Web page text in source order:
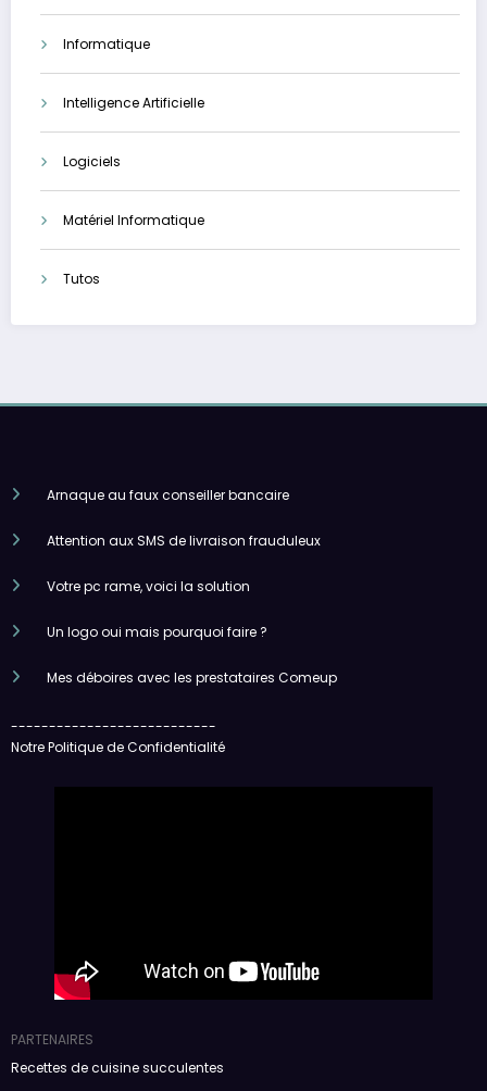
Informatique
Intelligence Artificielle
Logiciels
Matériel Informatique
Tutos
Arnaque au faux conseiller bancaire
Attention aux SMS de livraison frauduleux
Votre pc rame, voici la solution
Un logo oui mais pourquoi faire ?
Mes déboires avec les prestataires Comeup
---------------------------
Notre Politique de Confidentialité
PARTENAIRES
Recettes de cuisine succulentes